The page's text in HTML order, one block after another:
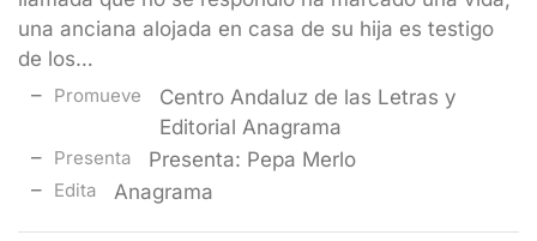
una anciana alojada en casa de su hija es testigo
de los…
Promueve
Centro Andaluz de las Letras y
Editorial Anagrama
Presenta Presenta: Pepa Merlo
Edita Anagrama